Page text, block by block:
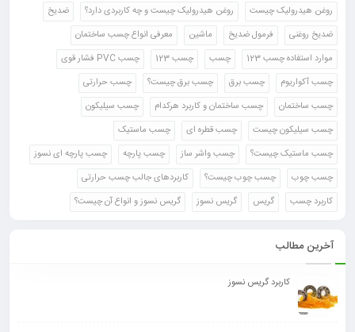
روغن هیدرولیک چیست
روغن هیدرولیک چیست و چه کاربردی دارد؟
ضدیخ
ضدیخ روغنی
فرمول ضدیخ ماشین
معرفی انواع چسب ساختمان
موارد استفاده چسب 123
چسب چسب 123
چسب PVC فشار قوی
چسب آکواریوم
چسب برق چسب برق چیست؟
چسب حرارتی
چسب ساختمان
چسب ساختمان و کاربرد هرکدام
چسب سیلیکون
چسب سیلیکون چیست
چسب قطره ای
چسب ماستیک
چسب ماستیک چیست؟
چسب واشر ساز چسب پارچه
چسب پارچه ای نسوز
چسب چوب
چسب چوب چیست؟
کاربردهای جالب چسب حرارتی
کاربرد چسب
گریس گریس نسوز گریس نسوز و انواع آن چیست؟
آخرین مطالب
کاربرد گریس نسوز